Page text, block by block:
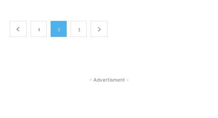
1 2 3
- Advertisment -